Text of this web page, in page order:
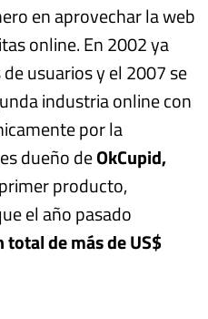
en aprovechar la web
online. En 2002 ya
usuarios y el 2007 se
industria online con
por la
dueño deOkCupid,
producto,
el año pasado
de más de US$